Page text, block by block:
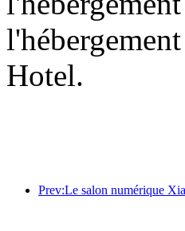
Hotel.